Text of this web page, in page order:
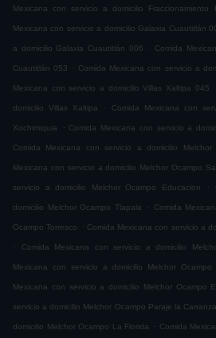
Mexicana con servicio a domicilio
Mexicana con servicio a domicilio Galaxia Cuautitlán
a domicilio Galaxia Cuautitlán 006 . Comida
Cuautitlán 053 . Comida Mexicana con servicio a
Mexicana con servicio a domicilio Villas Xaltipa 045
domicilio Villas Xaltipa . Comida Mexicana con
Xochimiquia . Comida Mexicana con servicio a
Comida Mexicana con servicio a domicilio Melchor
Mexicana con servicio a domicilio Melchor Ocampo
servicio a domicilio Melchor Ocampo Educacion .
domicilio Melchor Ocampo Tlapala . Comida
Ocampo Torresco . Comida Mexicana con servicio a
.
Comida Mexicana con servicio a domicilio
Mexicana con servicio a domicilio Melchor
Mexicana con servicio a domicilio Melchor Ocampo
servicio a domicilio Melchor Ocampo Paraje la Carranza
domicilio Melchor Ocampo La Florida . Comida